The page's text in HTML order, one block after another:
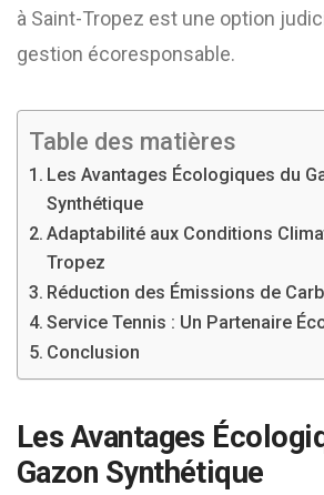
à Saint-Tropez est une option
gestion écoresponsable.
Table des matières
Les Avantages Écologiques du
Synthétique
Adaptabilité aux Conditions
Tropez
Réduction des Émissions de
Service Tennis : Un Partenaire
Conclusion
Les Avantages
Gazon Synthétique